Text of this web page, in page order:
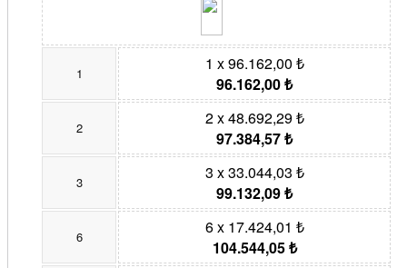
1
1 x 96.162,00 ₺
96.162,00 ₺
2
2 x 48.692,29 ₺
97.384,57 ₺
3
3 x 33.044,03 ₺
99.132,09 ₺
6
6 x 17.424,01 ₺
104.544,05 ₺